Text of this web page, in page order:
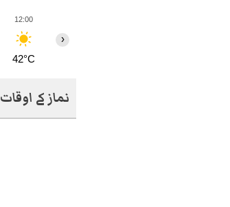
12:00
42°C
›
نماز کے اوقات